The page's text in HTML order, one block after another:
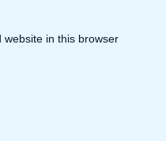
website in this browser